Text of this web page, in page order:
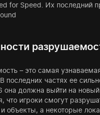
for Speed. Их последний
– это самая
последних частях ее
она должна выйти на новый
что игроки смогут
и объекты, а некоторые